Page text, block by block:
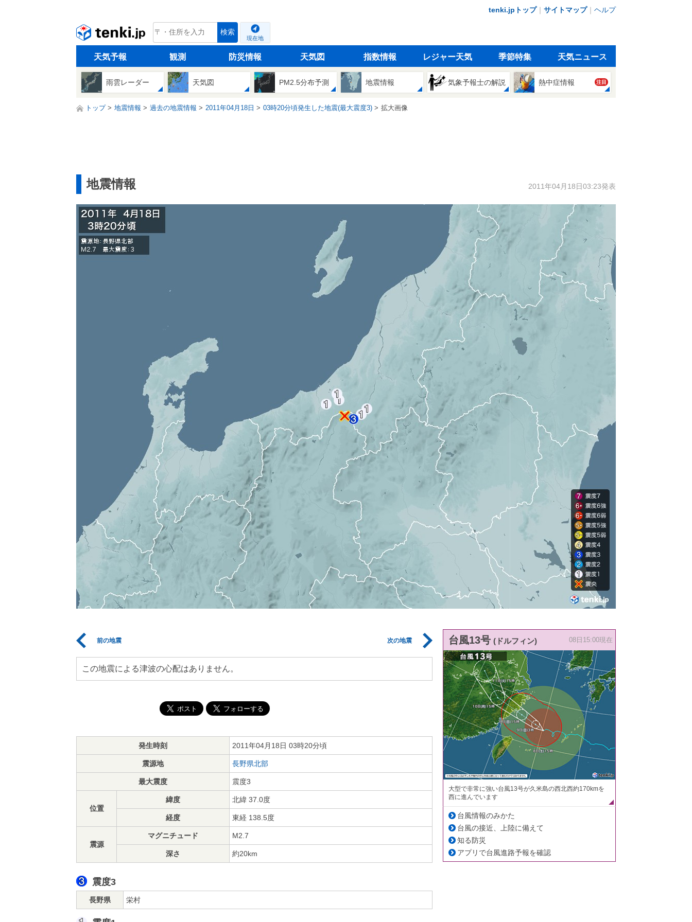
tenki.jpトップ｜ サイトマップ｜ ヘルプ
tenki.jp 検索
現在地
天気予報 観測 防災情報 天気図 指数情報 レジャー天気 季節特集 天気ニュース
雨雲レーダー 天気図 PM2.5分布予測 地震情報 気象予報士の解説 熱中症情報 注目
トップ 地震情報 過去の地震情報 2011年04月18日 03時20分頃発生した地震(最大震度3) 拡大画像
地震情報 2011年04月18日03:23発表
前の地震 次の地震
この地震による津波の心配はありません。
発生時刻 2011年04月18日 03時20分頃
震源地 長野県北部
最大震度 震度3
位置
緯度 北緯 37.0度
経度 東経 138.5度
震源
マグニチュード M2.7
深さ 約20km
震度3
長野県 栄村
台風13号 (ドルフィン) 08日15:00現在
大型で非常に強い台風13号が久米島の西北西約170kmを
西に進んでいます
台風情報のみかた
台風の接近、上陸に備えて
知る防災
アプリで台風進路予報を確認